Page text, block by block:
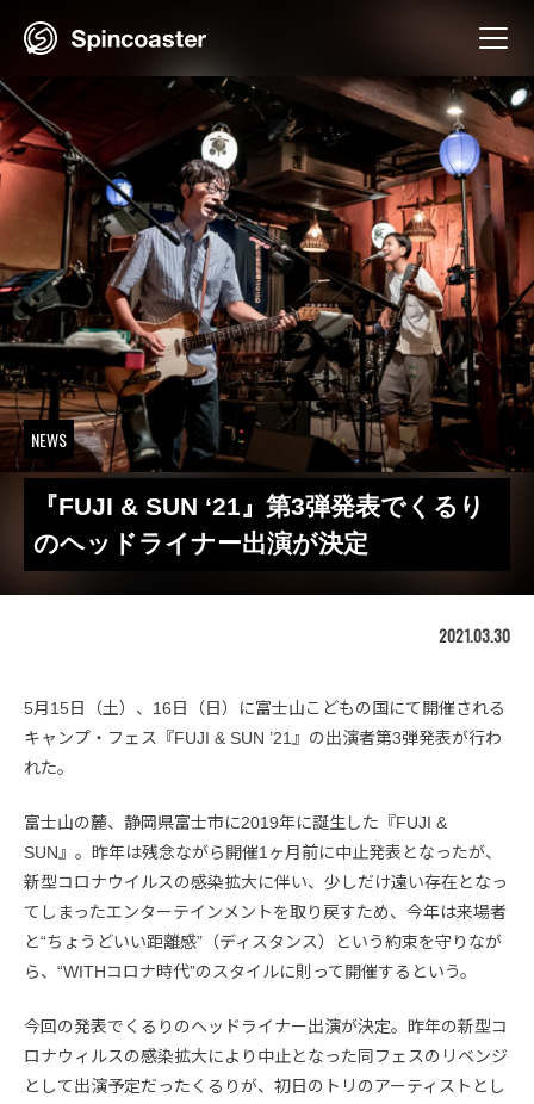
NEWS
『FUJI & SUN ‘21』第3弾発表でくるり
のヘッドライナー出演が決定
2021.03.30
5月15日（土）、16日（日）に富士山こどもの国にて開催される
キャンプ・フェス『FUJI & SUN ’21』の出演者第3弾発表が行わ
れた。
富士山の麓、静岡県富士市に2019年に誕生した『FUJI &
SUN』。昨年は残念ながら開催1ヶ月前に中止発表となったが、
新型コロナウイルスの感染拡大に伴い、少しだけ遠い存在となっ
てしまったエンターテインメントを取り戻すため、今年は来場者
と“ちょうどいい距離感”（ディスタンス）という約束を守りなが
ら、“WITHコロナ時代”のスタイルに則って開催するという。
今回の発表でくるりのヘッドライナー出演が決定。昨年の新型コ
ロナウィルスの感染拡大により中止となった同フェスのリベンジ
として出演予定だったくるりが、初日のトリのアーティストとし